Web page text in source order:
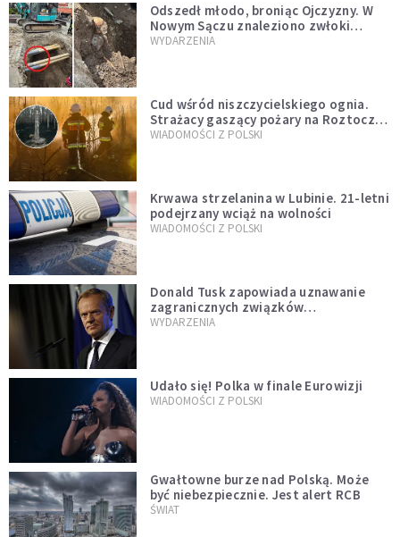
Odszedł młodo, broniąc Ojczyzny. W
Nowym Sączu znaleziono zwłoki
mężczyzny z czasów potopu
WYDARZENIA
Cud wśród niszczycielskiego ognia.
Strażacy gaszący pożary na Roztoczu
opublikowali niezwykłe zdjęcie
WIADOMOŚCI Z POLSKI
Krwawa strzelanina w Lubinie. 21-letni
podejrzany wciąż na wolności
WIADOMOŚCI Z POLSKI
Donald Tusk zapowiada uznawanie
zagranicznych związków
jednopłciowych. "Państwo oblało ten
WYDARZENIA
Udało się! Polka w finale Eurowizji
WIADOMOŚCI Z POLSKI
Gwałtowne burze nad Polską. Może
być niebezpiecznie. Jest alert RCB
ŚWIAT